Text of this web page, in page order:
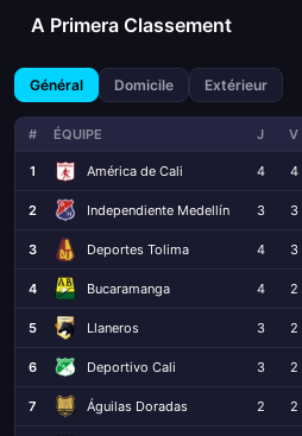
A Primera Classement
Général Domicile Extérieur
# ÉQUIPE J V
1 América de Cali 4 4
2 Independiente Medellín 3 3
3 Deportes Tolima 4 3
4 Bucaramanga 4 2
5 Llaneros 3 2
6 Deportivo Cali 3 2
7 Águilas Doradas 2 2